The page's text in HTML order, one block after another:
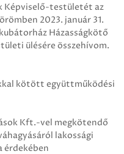
Képviselő-testületét az
2023. január 31.
Házasságkötő
ülésére összehívom.
kötött együttműködési
Kft.-vel megkötendő
lakossági
érdekében